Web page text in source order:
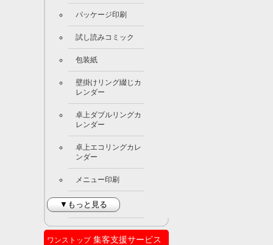
パッケージ印刷
試し読みコミック
包装紙
壁掛けリング綴じカ
レンダー
卓上ダブルリングカ
レンダー
卓上エコリングカレ
ンダー
メニュー印刷
▼もっと見る
ワンストップ集客支援サービス